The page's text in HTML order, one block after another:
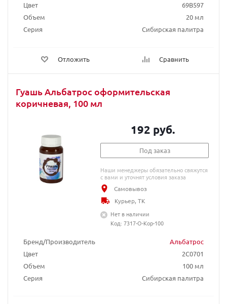
Цвет
69B597
Объем
20 мл
Серия
Сибирская палитра
Отложить Сравнить
Гуашь Альбатрос оформительская
коричневая, 100 мл
Бренд/Производитель
Альбатрос
Цвет
2C0701
Объем
100 мл
Серия
Сибирская палитра
192 руб.
Под заказ
Наши менеджеры обязательно свяжутся
с вами и уточнят условия заказа
Самовывоз
Курьер, ТК
Нет в наличии
Код: 7317-О-Кор-100